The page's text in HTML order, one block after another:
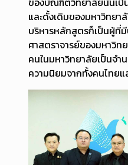
ของบัณฑิตวิทยาลัยนั้นเป็
และดั้งเดิมของมหาวิทย
บริหารหลักสูตรก็เป็นผู้ที่
ศาสตราจารย์ของมหาวิ
คนในมหาวิทยาลัยเป็นจ
ความนิยมจากทั้งคนไทยแ